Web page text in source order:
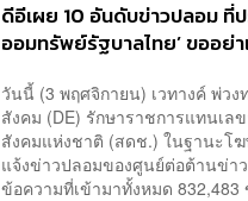
ดีอีเผย 10 อันดับข่าวปลอม ที่
ออมทรัพย์รัฐบาลไทย’ ขออ
วันนี้ (3 พฤศจิกายน) เวทางค์ พ่วง
สังคม (DE) รักษาราชการแทนเล
สังคมแห่งชาติ (สดช.) ในฐานะโฆ
แจ้งข่าวปลอมของศูนย์ต่อต้านข่า
ข้อความที่เข้ามาทั้งหมด